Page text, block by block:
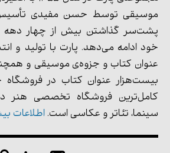
موسیقی توسط حسن مفیدی تأسیس
پشت‌سر گذاشتن بیش از چهار دهه
خود ادامه می‌دهد. پارت با تولید و
عنوان کتاب و جزوه‌ی موسیقی و
بیست‌هزار عنوان کتاب در فروشگاه
کامل‌ترین فروشگاه تخصصی هنر
سینما، تئاتر و عکاسی است. اطلاعات